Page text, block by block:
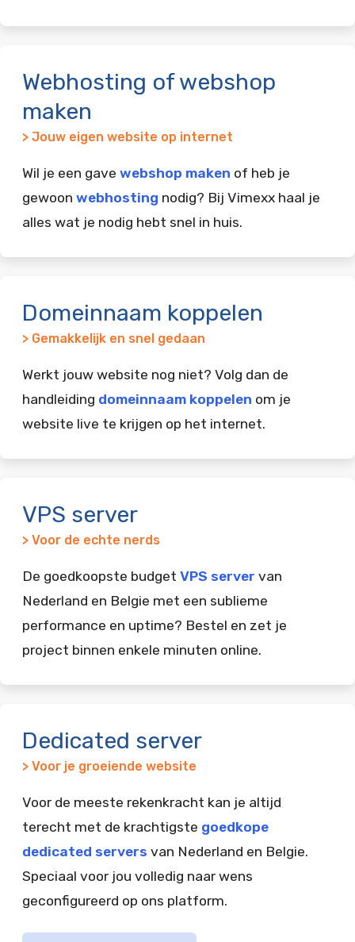
Webhosting of webshop
maken
> Jouw eigen website op internet
Wil je een gave webshop maken of heb je
gewoon webhosting nodig? Bij Vimexx haal je
alles wat je nodig hebt snel in huis.
Domeinnaam koppelen
> Gemakkelijk en snel gedaan
Werkt jouw website nog niet? Volg dan de
handleiding domeinnaam koppelen om je
website live te krijgen op het internet.
VPS server
> Voor de echte nerds
De goedkoopste budget VPS server van
Nederland en Belgie met een sublieme
performance en uptime? Bestel en zet je
project binnen enkele minuten online.
Dedicated server
> Voor je groeiende website
Voor de meeste rekenkracht kan je altijd
terecht met de krachtigste goedkope
dedicated servers van Nederland en Belgie.
Speciaal voor jou volledig naar wens
geconfigureerd op ons platform.